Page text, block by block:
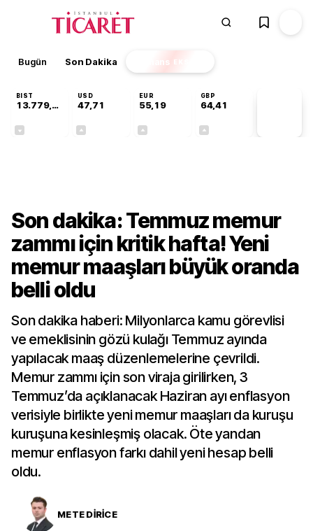
Bugün Son Dakika Finans EKSTRA
BIST
13.779,39
USD
47,71
EUR
55,19
GBP
64,41
Son dakika: Temmuz memur
zammı için kritik hafta! Yeni
memur maaşları büyük oranda
belli oldu
Son dakika haberi: Milyonlarca kamu görevlisi
ve emeklisinin gözü kulağı Temmuz ayında
yapılacak maaş düzenlemelerine çevrildi.
Memur zammı için son viraja girilirken, 3
Temmuz’da açıklanacak Haziran ayı enflasyon
verisiyle birlikte yeni memur maaşları da kuruşu
kuruşuna kesinleşmiş olacak. Öte yandan
memur enflasyon farkı dahil yeni hesap belli
oldu.
METE DİRİCE